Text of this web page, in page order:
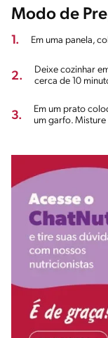
Modo de
1. Em uma panela,
2.
Deixe cozinhar
cerca de 10
3.
Em um prato
um garfo. Misture